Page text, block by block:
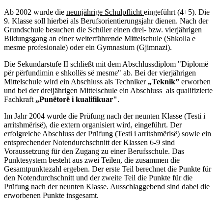
Ab 2002 wurde die neunjährige Schulpflicht eingeführt (4+5). Die
9. Klasse soll hierbei als Berufsorientierungsjahr dienen. Nach der
Grundschule besuchen die Schüler einen drei- bzw. vierjährigen
Bildungsgang an einer weiterführende Mittelschule (Shkolla e
mesme profesionale) oder ein Gymnasium (Gjimnazi).
Die Sekundarstufe II schließt mit dem Abschlussdiplom "Diplomë
për përfundimin e shkollës së mesme" ab. Bei der vierjährigen
Mittelschule wird ein Abschluss als Techniker „Teknik” erworben
und bei der dreijährigen Mittelschule ein Abschluss als qualifizierte
Fachkraft „Punëtorë i kualifikuar".
Im Jahr 2004 wurde die Prüfung nach der neunten Klasse (Testi i
arritshmërisë), die extern organisiert wird, eingeführt. Der
erfolgreiche Abschluss der Prüfung (Testi i arritshmërisë) sowie ein
entsprechender Notendurchschnitt der Klassen 6-9 sind
Voraussetzung für den Zugang zu einer Berufsschule. Das
Punktesystem besteht aus zwei Teilen, die zusammen die
Gesamtpunktezahl ergeben. Der erste Teil berechnet die Punkte für
den Notendurchschnitt und der zweite Teil die Punkte für die
Prüfung nach der neunten Klasse. Ausschlaggebend sind dabei die
erworbenen Punkte insgesamt.